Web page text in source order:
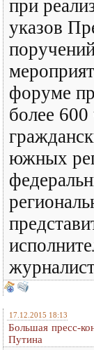
при
указов
форуме
более 600
южных
17.12.2015 18:13
Большая пресс-
Путина